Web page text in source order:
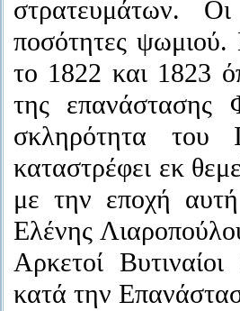
στρατευμάτων.
ποσότητες ψωμιού.
το 1822 και 1823
της επανάστασης
σκληρότητα του
καταστρέφει εκ
με την εποχή
Ελένης
Αρκετοί
κατά την